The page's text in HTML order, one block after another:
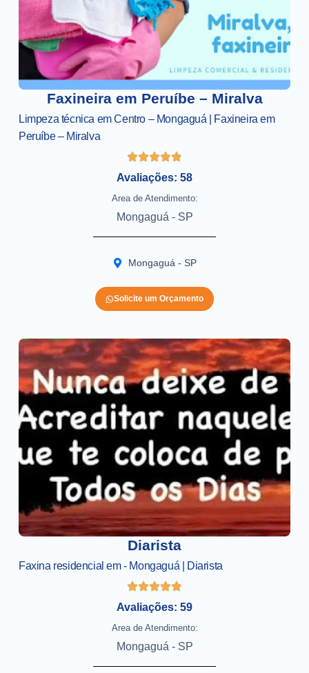
Faxineira em Peruíbe – Miralva
Limpeza técnica em Centro – Mongaguá | Faxineira em
Peruíbe – Miralva
Avaliações: 58
Area de Atendimento:
Mongaguá - SP
Mongaguá - SP
Solicite um Orçamento
Diarista
Faxina residencial em - Mongaguá | Diarista
Avaliações: 59
Area de Atendimento:
Mongaguá - SP